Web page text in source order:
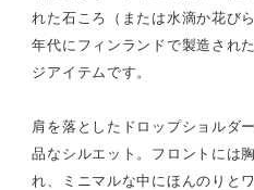
れた石ころ（または水滴か花び
年代にフィンランドで製造され
ジアイテムです。
肩を落としたドロップショルダ
品なシルエット。フロントには
れ、ミニマルな中にほんのりと